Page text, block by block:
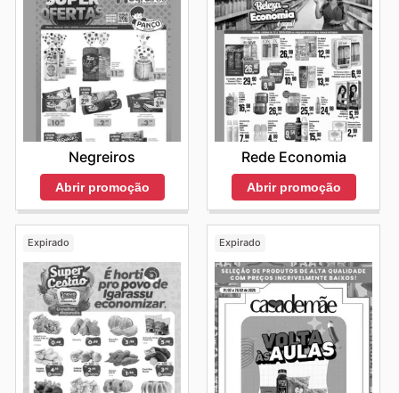
Negreiros
Abrir promoção
Rede Economia
Abrir promoção
Expirado Expirado